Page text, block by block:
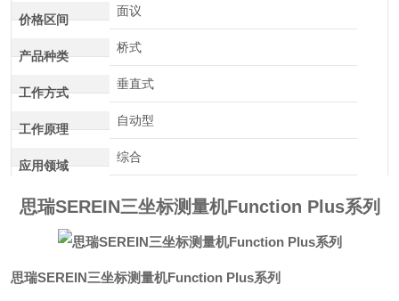
价格区间
面议
产品种类
桥式
工作方式
垂直式
工作原理
自动型
应用领域
综合
思瑞SEREIN三坐标测量机Function Plus系列
思瑞SEREIN三坐标测量机Function Plus系列